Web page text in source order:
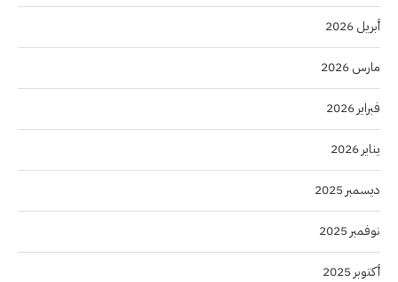
أبريل 2026
مارس 2026
فبراير 2026
يناير 2026
ديسمبر 2025
نوفمبر 2025
أكتوبر 2025